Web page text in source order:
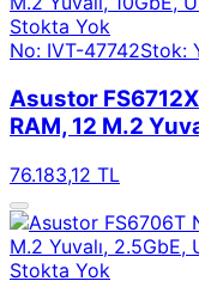
Stokta Yok
No: IVT-47742Stok:
Asustor
RAM, 12 M.2
76.183,12 TL
Stokta Yok